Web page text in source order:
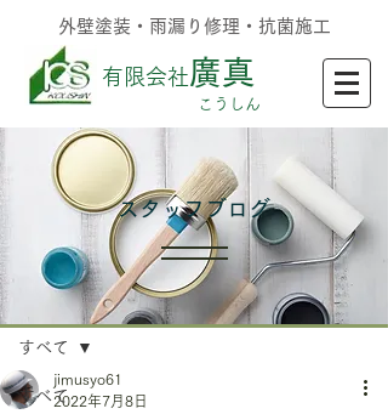
外壁塗装・雨漏り修理・抗菌施工
有限会社廣真
​こうしん
記事
すべて
すべて
jimusyo61
2022年7月8日
​スタッフブログ